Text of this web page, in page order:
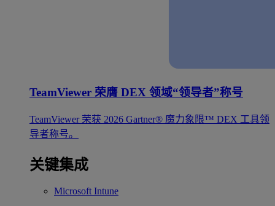
TeamViewer 荣膺 DEX 领域“领导者”称号
TeamViewer 荣获 2026 Gartner® 魔力象限™ DEX 工具领
导者称号。
关键集成
Microsoft Intune